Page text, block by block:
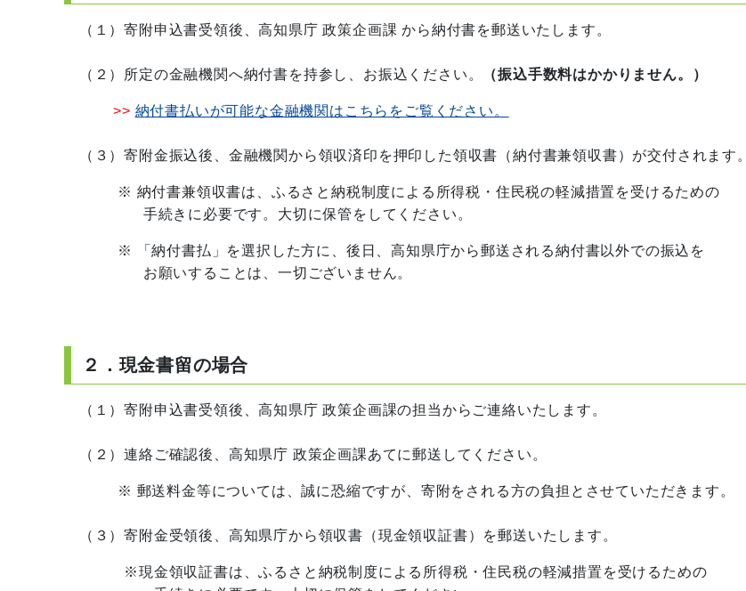
（１）寄附申込書受領後、高知県庁 政策企画課 から納付書を郵送いたします。
（２）所定の金融機関へ納付書を持参し、お振込ください。 （振込手数料はかかりません。）
>> 納付書払いが可能な金融機関はこちらをご覧ください。
（３）寄附金振込後、金融機関から領収済印を押印した領収書（納付書兼領収書）が交付されます。
※ 納付書兼領収書は、ふるさと納税制度による所得税・住民税の軽減措置を受けるための
手続きに必要です。大切に保管をしてください。
※ 「納付書払」を選択した方に、後日、高知県庁から郵送される納付書以外での振込を
お願いすることは、一切ございません。
２．現金書留の場合
（１）寄附申込書受領後、高知県庁 政策企画課の担当からご連絡いたします。
（２）連絡ご確認後、高知県庁 政策企画課あてに郵送してください。
※ 郵送料金等については、誠に恐縮ですが、寄附をされる方の負担とさせていただきます。
（３）寄附金受領後、高知県庁から領収書（現金領収証書）を郵送いたします。
※現金領収証書は、ふるさと納税制度による所得税・住民税の軽減措置を受けるための